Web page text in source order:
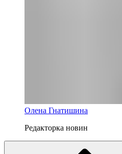
Олена Гнатишина
Редакторка новин